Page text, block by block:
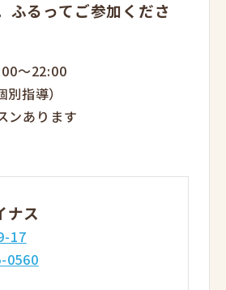
ふるってご参加くださ
～22:00
指導）
ンあります
ナス
17
0560